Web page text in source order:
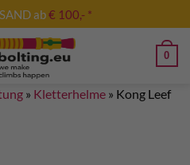
ab€ 100,- *
0
» Kletterhelme » Kong Leef